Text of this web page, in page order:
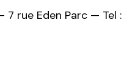
7 rue Eden Parc — Tel :